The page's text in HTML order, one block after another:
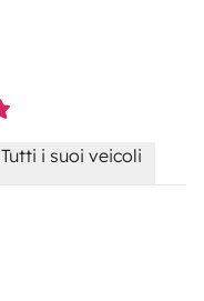
Tutti i suoi veicoli